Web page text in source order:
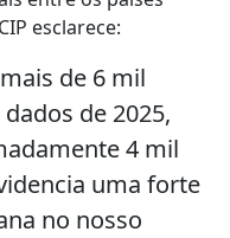
esclarece:
de 6 mil
de 2025,
4 mil
uma forte
no nosso